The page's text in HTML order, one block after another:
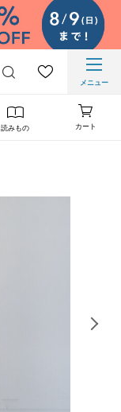
メニュー
読みもの カート